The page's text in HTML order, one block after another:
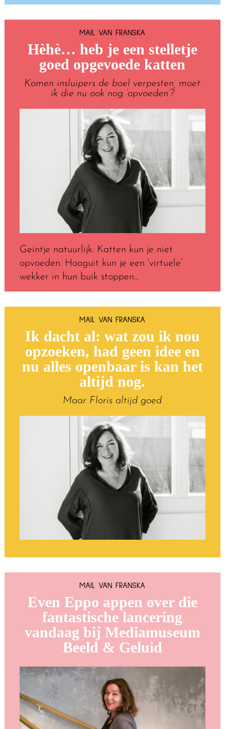
MAIL VAN FRANSKA
Hèhè… heb je een stelletje
goed opgevoede katten
Komen insluipers de boel verpesten, moet
ik die nu ook nog ‘opvoeden’?
Geintje natuurlijk. Katten kun je niet
opvoeden. Hooguit kun je een ‘virtuele’
wekker in hun buik stoppen...
MAIL VAN FRANSKA
Ik dacht al: wat zou ik nou
opzoeken, had geen idee en
nu alles openbaar is kan het
altijd nog.
Maar Floris altijd goed
MAIL VAN FRANSKA
Even Eppo appen over die
fantastische lancering
vandaag bij Mediamuseum
Beeld & Geluid